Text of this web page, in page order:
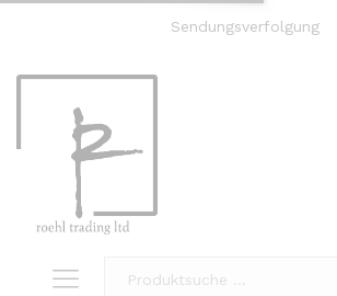
Sendungsverfolgung